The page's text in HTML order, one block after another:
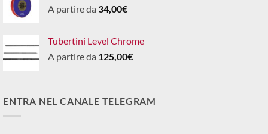
A partire da 34,00€
Tubertini Level Chrome
A partire da 125,00€
ENTRA NEL CANALE TELEGRAM